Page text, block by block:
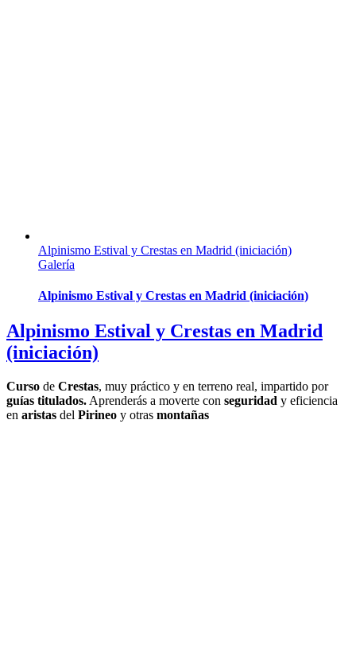
Alpinismo Estival y Crestas en Madrid (iniciación)
Galería
Alpinismo Estival y Crestas en Madrid (iniciación)
Alpinismo Estival y Crestas en Madrid
(iniciación)
Curso de Crestas, muy práctico y en terreno real, impartido por
guías titulados. Aprenderás a moverte con seguridad y eficiencia
en aristas del Pirineo y otras montañas